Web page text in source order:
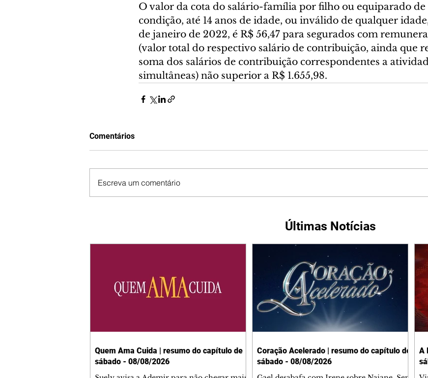
O valor da cota do salário-família por filho ou equiparado
condição, até 14 anos de idade, ou inválido de qualquer
de janeiro de 2022, é R$ 56,47 para segurados com
(valor total do respectivo salário de contribuição, ainda que
soma dos salários de contribuição correspondentes a
simultâneas) não superior a R$ 1.655,98.
Comentários
Escreva um comentário
Últimas Notícias
Quem Ama Cuida | resumo do capítulo de
sábado - 08/08/2026
Coração Acelerado | resumo do capítulo de
sábado - 08/08/2026
A